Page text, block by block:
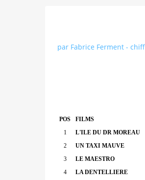
par Fabrice Ferment -
POS
FILMS
1
L'ILE DU DR MOREAU
2
UN TAXI MAUVE
3
LE MAESTRO
4
LA DENTELLIERE